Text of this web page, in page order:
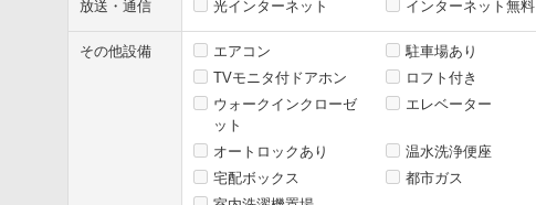
放送・通信 光インターネット インターネット無料
その他設備 エアコン
駐車場あり
TVモニタ付ドアホン
ロフト付き
ウォークインクローゼ
ット
エレベーター
オートロックあり
温水洗浄便座
宅配ボックス
都市ガス